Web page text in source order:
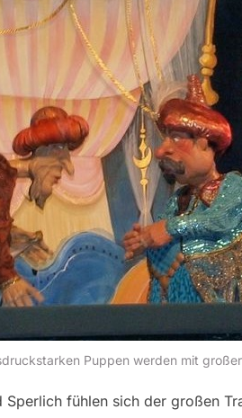
Puppen werden mit
Sperlich fühlen sich der großen